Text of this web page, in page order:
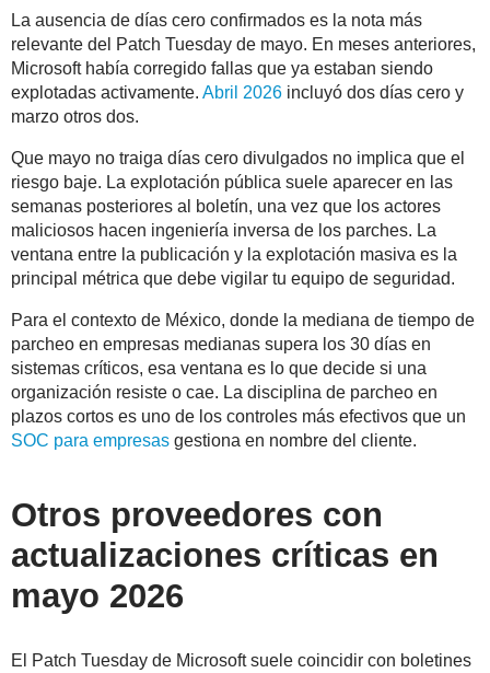
La ausencia de días cero confirmados es la nota más
relevante del Patch Tuesday de mayo. En meses anteriores,
Microsoft había corregido fallas que ya estaban siendo
explotadas activamente. Abril 2026 incluyó dos días cero y
marzo otros dos.
Que mayo no traiga días cero divulgados no implica que el
riesgo baje. La explotación pública suele aparecer en las
semanas posteriores al boletín, una vez que los actores
maliciosos hacen ingeniería inversa de los parches. La
ventana entre la publicación y la explotación masiva es la
principal métrica que debe vigilar tu equipo de seguridad.
Para el contexto de México, donde la mediana de tiempo de
parcheo en empresas medianas supera los 30 días en
sistemas críticos, esa ventana es lo que decide si una
organización resiste o cae. La disciplina de parcheo en
plazos cortos es uno de los controles más efectivos que un
SOC para empresas gestiona en nombre del cliente.
Otros proveedores con
actualizaciones críticas en
mayo 2026
El Patch Tuesday de Microsoft suele coincidir con boletines